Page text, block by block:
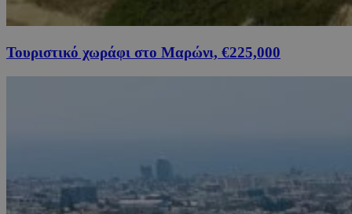
Τουριστικό χωράφι στο Μαρώνι, €225,000